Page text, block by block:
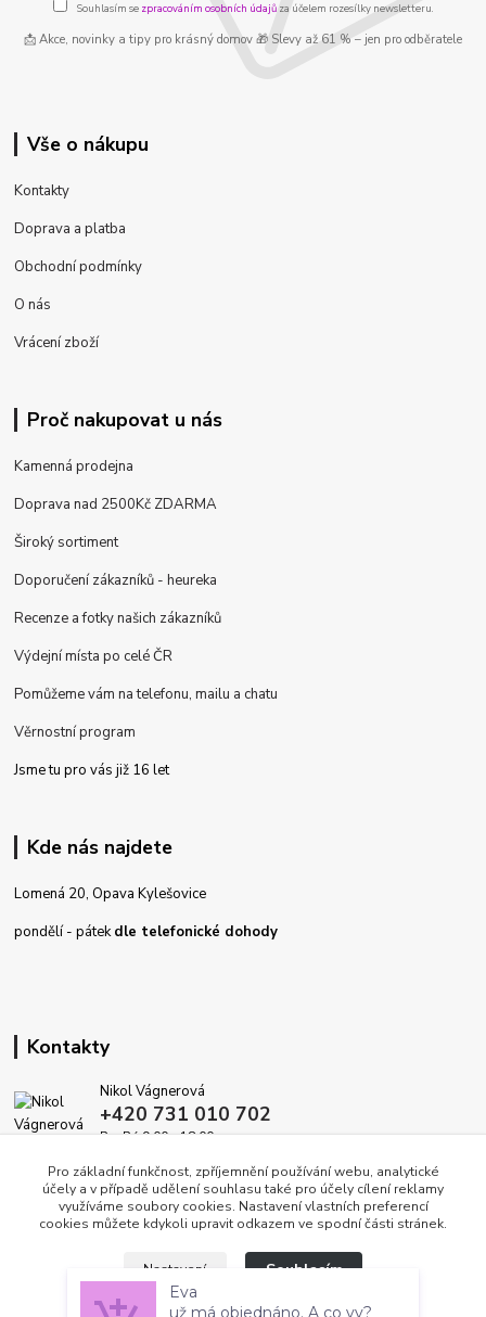
Souhlasím se zpracováním osobních údajůza účelem rozesílky newsletteru.
📩 Akce, novinky a tipy pro krásný domov 🎁 Slevy až 61 % – jen pro odběratele
Vše o nákupu
Kontakty
Doprava a platba
Obchodní podmínky
O nás
Vrácení zboží
Proč nakupovat u nás
Kamenná prodejna
Doprava nad 2500Kč ZDARMA
Široký sortiment
Doporučení zákazníků - heureka
Recenze a fotky našich zákazníků
Výdejní místa po celé ČR
Pomůžeme vám na telefonu, mailu a chatu
Věrnostní program
Jsme tu pro vás již 16 let
Kde nás najdete
Lomená 20, Opava Kylešovice
pondělí - pátekdle telefonické dohody
Kontakty
Nikol Vágnerová
+420 731 010 702
Po-Pá 9.00 - 18.00
info@dekoracedomova.cz
Pro základní funkčnost, zpříjemnění používání webu, analytické
účely a v případě udělení souhlasu také pro účely cílení reklamy
využíváme soubory cookies. Nastavení vlastních preferencí
cookies můžete kdykoli upravit odkazem ve spodní části stránek.
Nastavení Souhlasím
Eva
už má objednáno. A co vy?
před 2 dny